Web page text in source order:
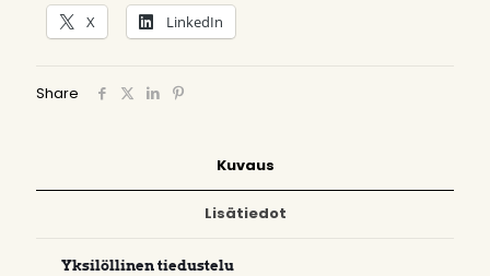
X LinkedIn
Share
Kuvaus
Lisätiedot
Yksilöllinen tiedustelu